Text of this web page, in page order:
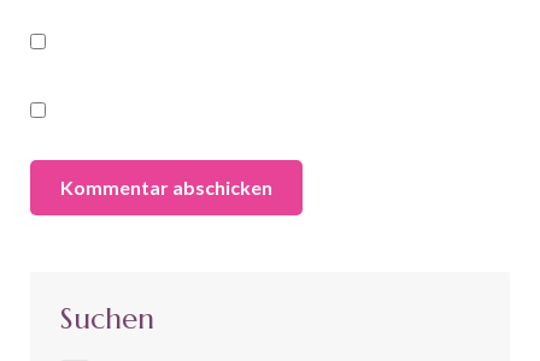
Suchen